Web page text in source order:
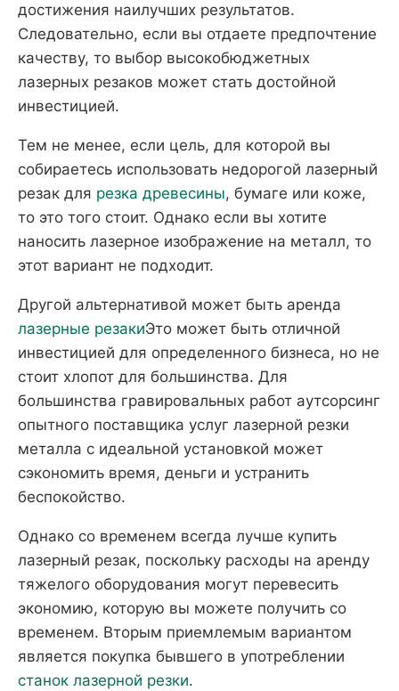
достижения наилучших результатов.
Следовательно, если вы отдаете предпочтение
качеству, то выбор высокобюджетных
лазерных резаков может стать достойной
инвестицией.
Тем не менее, если цель, для которой вы
собираетесь использовать недорогой лазерный
резак для резка древесины, бумаге или коже,
то это того стоит. Однако если вы хотите
наносить лазерное изображение на металл, то
этот вариант не подходит.
Другой альтернативой может быть аренда
лазерные резакиЭто может быть отличной
инвестицией для определенного бизнеса, но не
стоит хлопот для большинства. Для
большинства гравировальных работ аутсорсинг
опытного поставщика услуг лазерной резки
металла с идеальной установкой может
сэкономить время, деньги и устранить
беспокойство.
Однако со временем всегда лучше купить
лазерный резак, поскольку расходы на аренду
тяжелого оборудования могут перевесить
экономию, которую вы можете получить со
временем. Вторым приемлемым вариантом
является покупка бывшего в употреблении
станок лазерной резки.